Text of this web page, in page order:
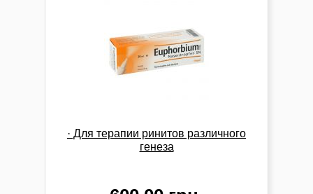
· Для терапии ринитов различного
генеза